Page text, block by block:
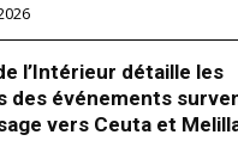
l’Intérieur détaille les
des événements
vers Ceuta et